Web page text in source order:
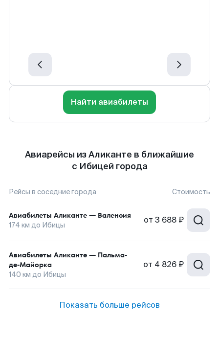
Найти авиабилеты
Авиарейсы из Аликанте в ближайшие
с Ибицей города
Рейсы в соседние города Стоимость
Авиабилеты Аликанте — Валенсия
174 км до Ибицы от 3 688 ₽
Авиабилеты Аликанте — Пальма-
де-Майорка
140 км до Ибицы
от 4 826 ₽
Показать больше рейсов